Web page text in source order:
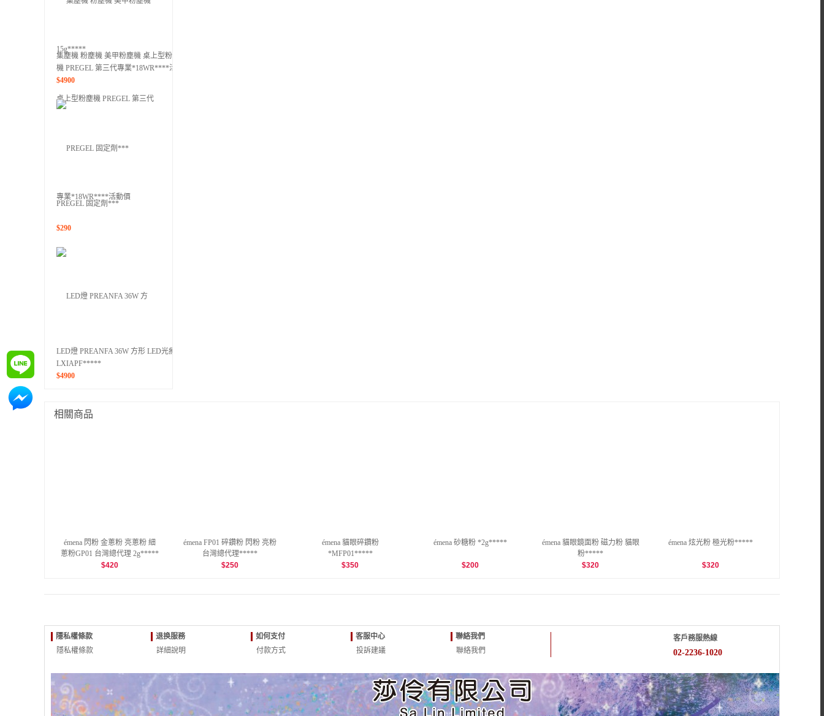
集塵機 粉塵機 美甲粉塵機 桌上型粉塵
機 PREGEL 第三代專業*18WR****活動
價
$4900
PREGEL 固定劑***
$290
LED燈 PREANFA 36W 方形 LED光療燈
LXIAPF*****
$4900
相關商品
émena 閃粉 金蔥粉 亮蔥粉 細
蔥粉GP01 台灣總代理 2g*****
$420
émena FP01 碎鑽粉 閃粉 亮粉
台灣總代理*****
$250
émena 貓眼碎鑽粉
*MFP01*****
$350
émena 砂糖粉 *2g*****
$200
émena 貓眼鏡面粉 磁力粉 貓眼
粉*****
$320
émena 炫光粉 極光粉*****
$320
隱私權條款
隱私權條款
退换服務
詳細說明
如何支付
付款方式
客服中心
投訴建議
聯絡我們
聯絡我們
客戶務服熱線
02-2236-1020